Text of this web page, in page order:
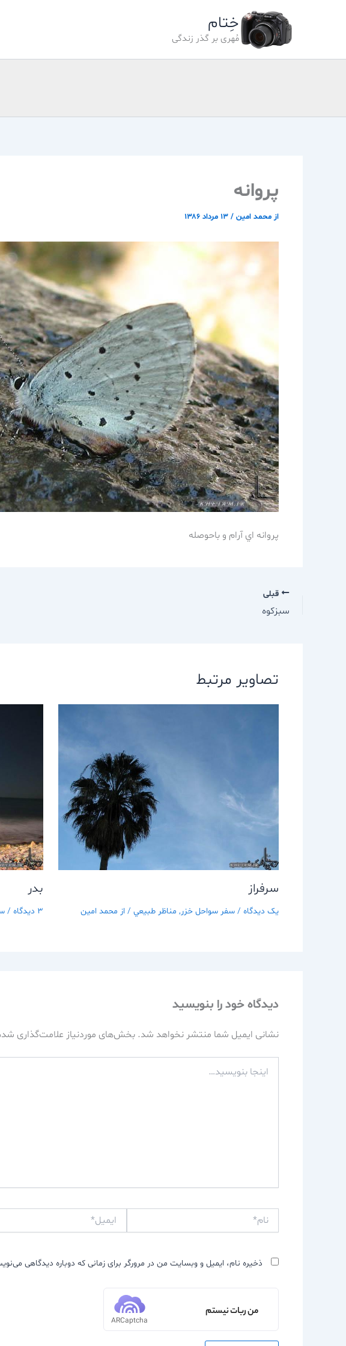
خِتام
مُهری بر گذر زندگی
پروانه
از محمد امین / ۱۳ مرداد ۱۳۸۶
پروانه اي آرام و باحوصله
قبلی
سبزكوه
تصاویر مرتبط
سرفراز
یک دیدگاه / سفر سواحل خزر, مناظر طبيعي / از محمد امین
بدر
3 دیدگاه /
دیدگاه‌ خود را بنویسید
نشانی ایمیل شما منتشر نخواهد شد. بخش‌های موردنیاز علامت‌گذاری
بنویسید…
ذخیره نام، ایمیل و وبسایت من در مرورگر برای زمانی که دوباره دیدگاهی
من ربات نیستم
ARCaptcha